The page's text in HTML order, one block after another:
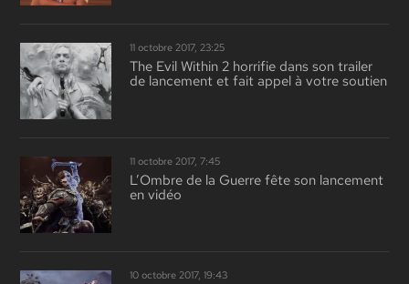
11 octobre 2017, 23:25
The Evil Within 2 horrifie dans son trailer
de lancement et fait appel à votre soutien
11 octobre 2017, 7:45
L’Ombre de la Guerre fête son lancement
en vidéo
10 octobre 2017, 19:43